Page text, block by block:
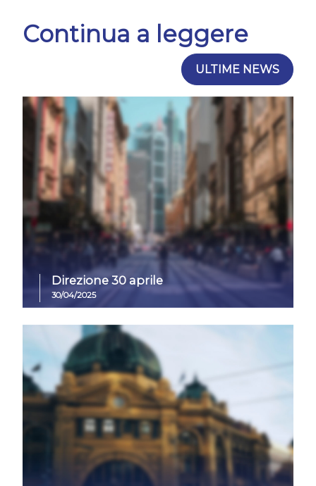
Continua a leggere
ULTIME NEWS
Direzione 30 aprile
30/04/2025